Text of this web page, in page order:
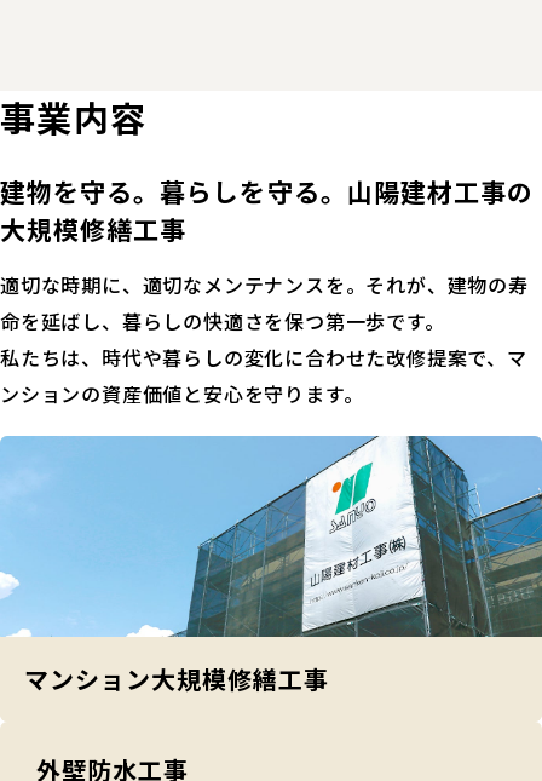
事業内容
建物を守る。暮らしを守る。山陽建材工事の
大規模修繕工事
適切な時期に、適切なメンテナンスを。それが、建物の寿
命を延ばし、暮らしの快適さを保つ第一歩です。
私たちは、時代や暮らしの変化に合わせた改修提案で、マ
ンションの資産価値と安心を守ります。
マンション大規模修繕工事
外壁防水工事